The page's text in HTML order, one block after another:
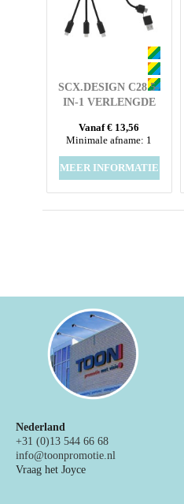
SCX.DESIGN C28 5-
IN-1 VERLENGDE
Vanaf € 13,56
Minimale afname: 1
MEER INFORMATIE
Nederland
+31 (0)13 544 66 68
info@toonpromotie.nl
Vraag het Joyce